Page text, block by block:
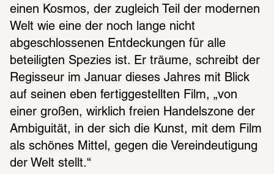
einen Kosmos, der zugleich Teil der modernen
Welt wie eine der noch lange nicht
abgeschlossenen Entdeckungen für alle
beteiligten Spezies ist. Er träume, schreibt der
Regisseur im Januar dieses Jahres mit Blick
auf seinen eben fertiggestellten Film, „von
einer großen, wirklich freien Handelszone der
Ambiguität, in der sich die Kunst, mit dem Film
als schönes Mittel, gegen die Vereindeutigung
der Welt stellt.“